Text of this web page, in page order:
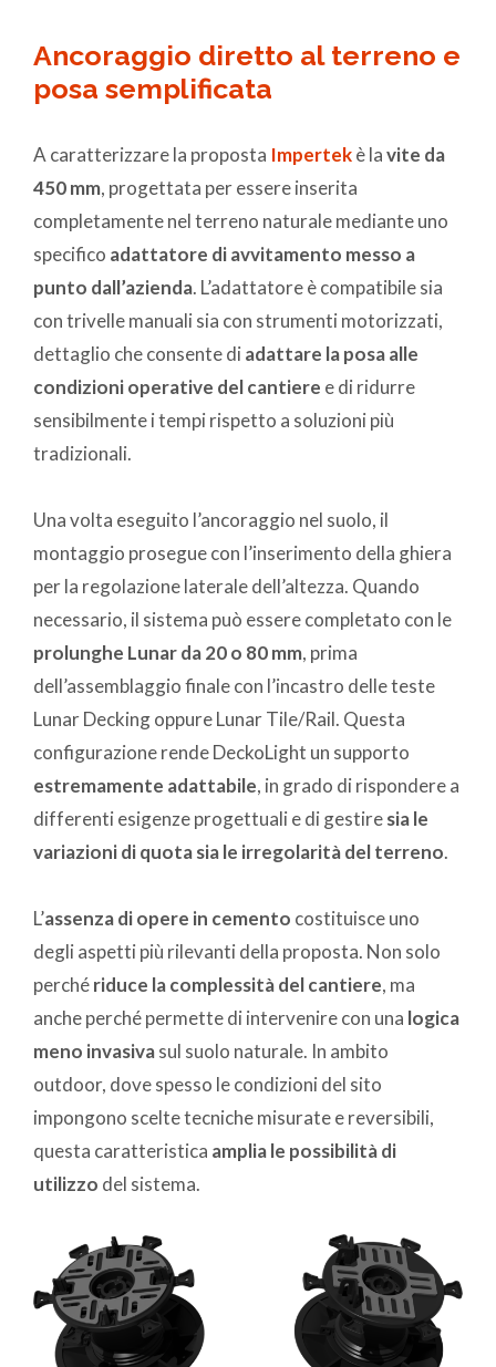
Ancoraggio diretto al terreno e
posa semplificata
A caratterizzare la proposta Impertekè lavite da
450 mm, progettata per essere inserita
completamente nel terreno naturale mediante uno
specifico adattatore di avvitamento messo a
punto dall’azienda. L’adattatore è compatibile sia
con trivelle manuali sia con strumenti motorizzati,
dettaglio che consente di adattare la posa alle
condizioni operative del cantiere e di ridurre
sensibilmente i tempi rispetto a soluzioni più
tradizionali.
Una volta eseguito l’ancoraggio nel suolo, il
montaggio prosegue con l’inserimento della ghiera
per la regolazione laterale dell’altezza. Quando
necessario, il sistema può essere completato con le
prolunghe Lunar da 20 o 80 mm, prima
dell’assemblaggio finale con l’incastro delle teste
Lunar Decking oppure Lunar Tile/Rail. Questa
configurazione rende DeckoLight un supporto
estremamente adattabile, in grado di rispondere a
differenti esigenze progettuali e di gestiresia le
variazioni di quota sia le irregolarità del terreno.
L’assenza di opere in cemento costituisce uno
degli aspetti più rilevanti della proposta. Non solo
perchériduce la complessità del cantiere, ma
anche perché permette di intervenire con una logica
meno invasivasul suolo naturale. In ambito
outdoor, dove spesso le condizioni del sito
impongono scelte tecniche misurate e reversibili,
questa caratteristica amplia le possibilità di
utilizzo del sistema.